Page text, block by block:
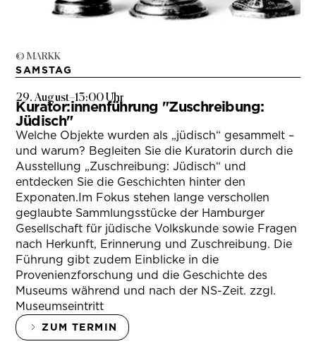
© MARKK
SAMSTAG
29. August–13:00 Uhr
Kurator:innenführung "Zuschreibung:
Jüdisch"
Welche Objekte wurden als „jüdisch“ gesammelt –
und warum? Begleiten Sie die Kuratorin durch die
Ausstellung „Zuschreibung: Jüdisch“ und
entdecken Sie die Geschichten hinter den
Exponaten.Im Fokus stehen lange verschollen
geglaubte Sammlungsstücke der Hamburger
Gesellschaft für jüdische Volkskunde sowie Fragen
nach Herkunft, Erinnerung und Zuschreibung. Die
Führung gibt zudem Einblicke in die
Provenienzforschung und die Geschichte des
Museums während und nach der NS-Zeit. zzgl.
Museumseintritt
ZUM TERMIN